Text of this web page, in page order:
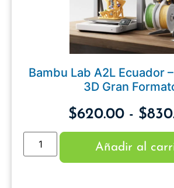
Bambu Lab A2L Ecuador
3D Gran
$620.00 - $
Añadir al